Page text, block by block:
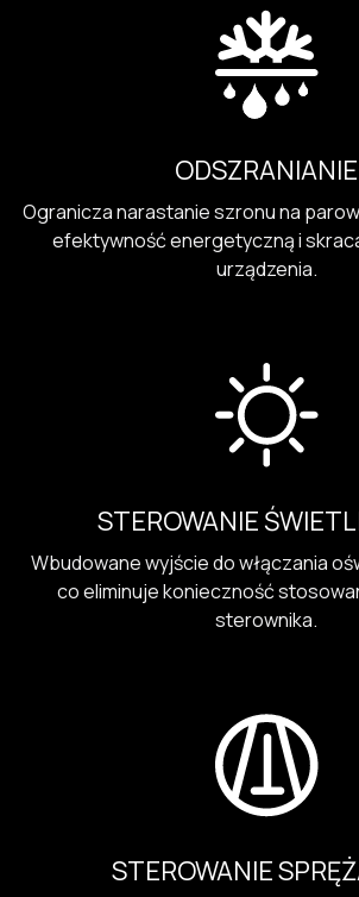
ODSZRANIANIE
Ogranicza narastanie szronu na
efektywność energetyczną i
urządzenia.
STEROWANIE
Wbudowane wyjście do włączania
co eliminuje konieczność
sterownika.
STEROWANIE